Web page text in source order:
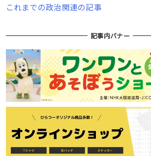
これまでの政治関連の記事
記事内バナー